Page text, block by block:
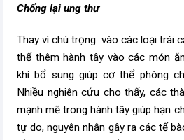
Chống lại ung thư
Thay vì chú trọng vào các loại trái
thể thêm hành tây vào các món
khí bổ sung giúp cơ thể phòng
Nhiều nghiên cứu cho thấy, các
mạnh mẽ trong hành tây giúp hạn
tự do, nguyên nhân gây ra các tế